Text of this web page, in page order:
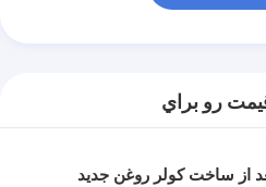
رو براي
از ساخت کولر روغن جدید